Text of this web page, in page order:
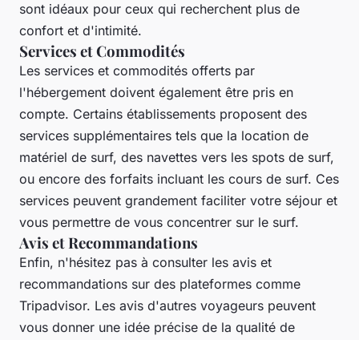
sont idéaux pour ceux qui recherchent plus de
confort et d'intimité.
Services et Commodités
Les services et commodités offerts par
l'hébergement doivent également être pris en
compte. Certains établissements proposent des
services supplémentaires tels que la location de
matériel de surf, des navettes vers les spots de surf,
ou encore des forfaits incluant les cours de surf. Ces
services peuvent grandement faciliter votre séjour et
vous permettre de vous concentrer sur le surf.
Avis et Recommandations
Enfin, n'hésitez pas à consulter les avis et
recommandations sur des plateformes comme
Tripadvisor. Les avis d'autres voyageurs peuvent
vous donner une idée précise de la qualité de